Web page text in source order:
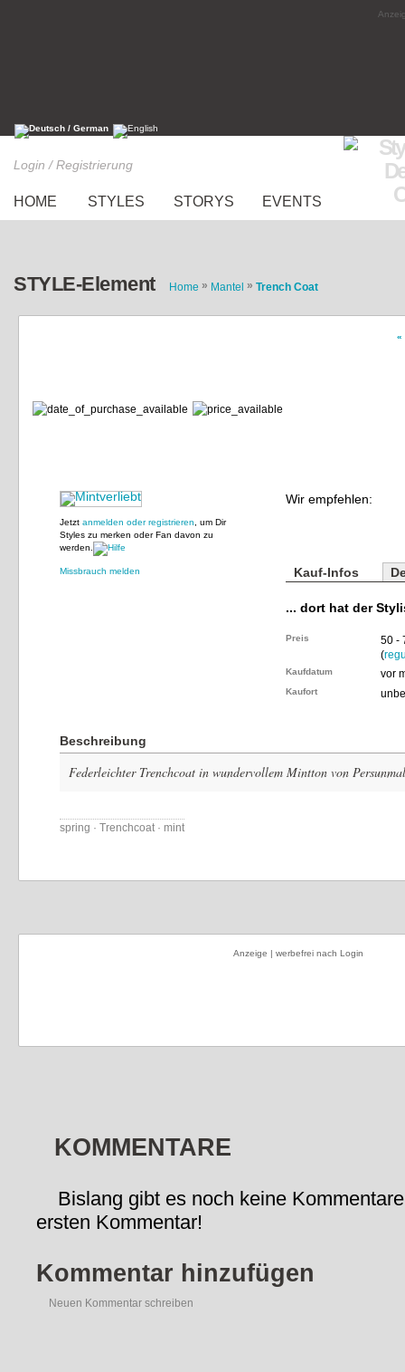
Login / Registrierung
HOME STYLES STORYS EVENTS
STYLE-Element Home » Mantel » Trench Coat
«
Jetzt anmelden oder registrieren , um Dir
Styles zu merken oder Fan davon zu
werden.
Missbrauch melden
Wir empfehlen:
Kauf-Infos
... dort hat der
Preis
50 -
(
Kaufdatum vor
Kaufort
Beschreibung
Federleichter Trenchcoat in wundervollem Mintton von
spring · Trenchcoat · mint
Anzeige | werbefrei nach Login
KOMMENTARE
Bislang gibt es noch keine
ersten Kommentar!
Kommentar hinzufügen
Neuen Kommentar schreiben